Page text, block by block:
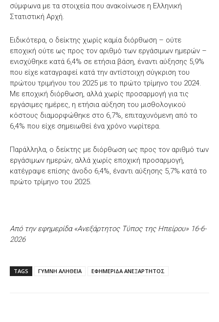
σύμφωνα με τα στοιχεία που ανακοίνωσε η Ελληνική
Στατιστική Αρχή.
Ειδικότερα, ο δείκτης χωρίς καμία διόρθωση – ούτε
εποχική ούτε ως προς τον αριθμό των εργάσιμων ημερών –
ενισχύθηκε κατά 6,4% σε ετήσια βάση, έναντι αύξησης 5,9%
που είχε καταγραφεί κατά την αντίστοιχη σύγκριση του
πρώτου τριμήνου του 2025 με το πρώτο τρίμηνο του 2024.
Με εποχική διόρθωση, αλλά χωρίς προσαρμογή για τις
εργάσιμες ημέρες, η ετήσια αύξηση του μισθολογικού
κόστους διαμορφώθηκε στο 6,7%, επιταχυνόμενη από το
6,4% που είχε σημειωθεί ένα χρόνο νωρίτερα.
Παράλληλα, ο δείκτης με διόρθωση ως προς τον αριθμό των
εργάσιμων ημερών, αλλά χωρίς εποχική προσαρμογή,
κατέγραψε επίσης άνοδο 6,4%, έναντι αύξησης 5,7% κατά το
πρώτο τρίμηνο του 2025.
Από την εφημερίδα «Ανεξάρτητος Τύπος της Ηπείρου» 16-6-
2026
TAGS ΓΥΜΝΗ ΑΛΗΘΕΙΑ ΕΦΗΜΕΡΙΔΑ ΑΝΕΞΑΡΤΗΤΟΣ